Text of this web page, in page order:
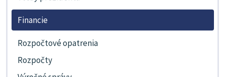
Financie
Rozpočtové opatrenia
Rozpočty